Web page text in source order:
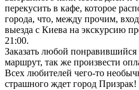
перекусить в кафе, которое
города, что, между прочим,
выезда с Киева на экскурсию
21:00.
Заказать любой
маршрут, так же произвести
Всех любителей чего-то
страшного ждет город Призрак!